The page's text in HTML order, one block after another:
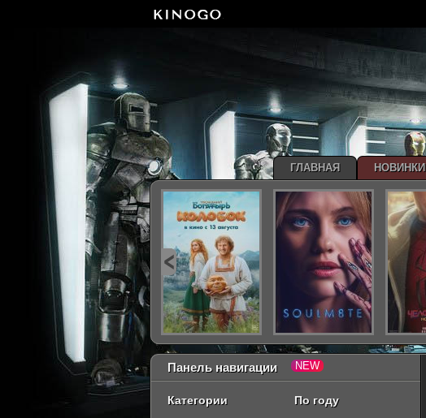
Панель навигации
Категории По году
ГЛАВНАЯ НОВИНКИ